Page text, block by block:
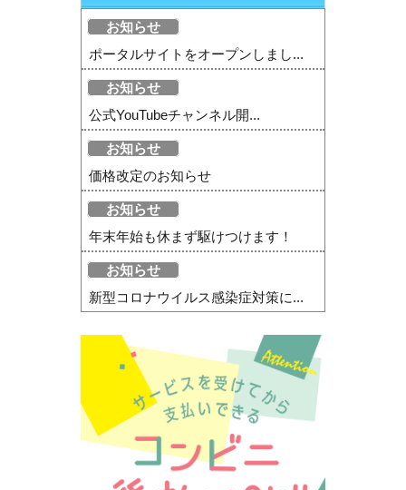
お知らせ
ポータルサイトをオープンしまし...
お知らせ
公式YouTubeチャンネル開...
お知らせ
価格改定のお知らせ
お知らせ
年末年始も休まず駆けつけます！
お知らせ
新型コロナウイルス感染症対策に...